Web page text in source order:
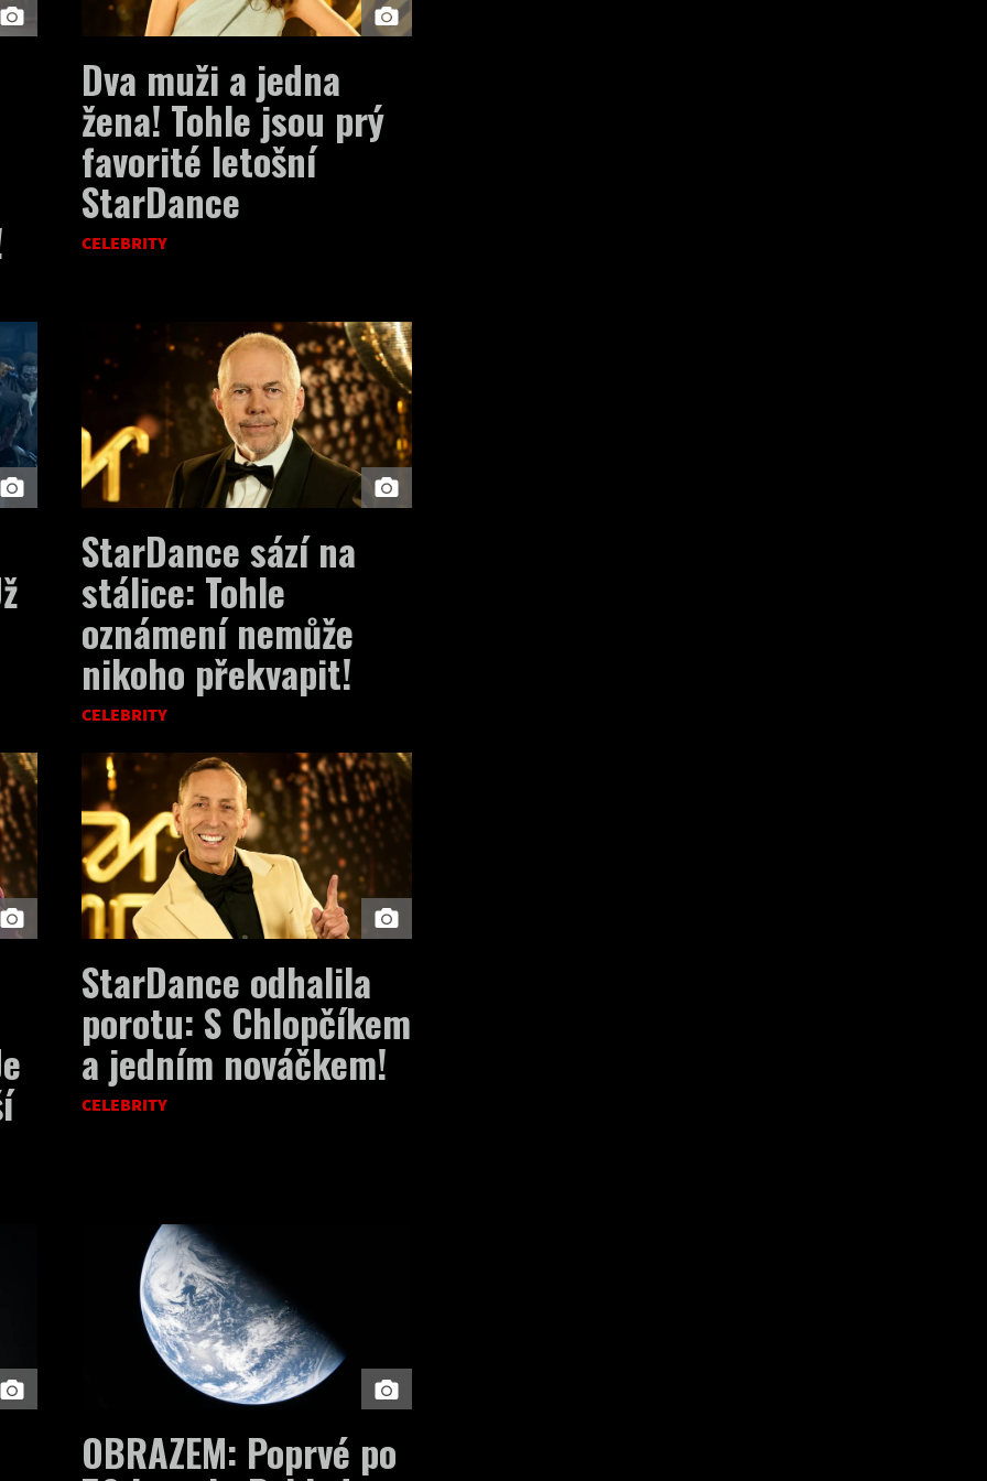
Dva muži a jedna
žena! Tohle jsou prý
favorité letošní
StarDance
CELEBRITY
StarDance sází na
stálice: Tohle
oznámení nemůže
nikoho překvapit!
CELEBRITY
StarDance odhalila
porotu: S Chlopčíkem
a jedním nováčkem!
CELEBRITY
OBRAZEM: Poprvé po